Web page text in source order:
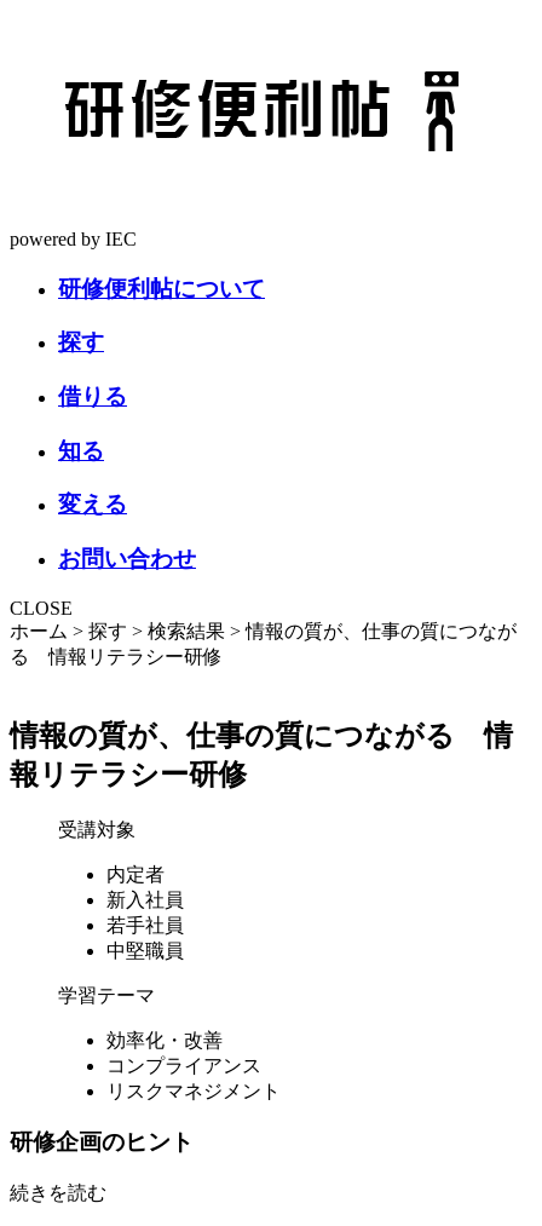
powered by IEC
研修便利帖について
探す
借りる
知る
変える
お問い合わせ
CLOSE
ホーム > 探す > 検索結果 > 情報の質が、仕事の質につなが
る 情報リテラシー研修
情報の質が、仕事の質につながる 情
報リテラシー研修
受講対象
内定者
新入社員
若手社員
中堅職員
学習テーマ
効率化・改善
コンプライアンス
リスクマネジメント
研修企画のヒント
続きを読む